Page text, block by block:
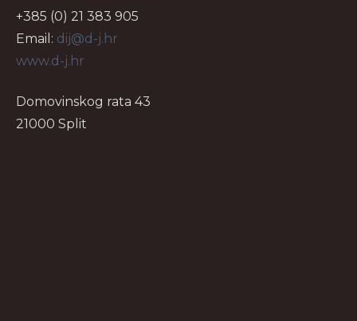
+385 (0) 21 383 905
Email: dij@d-j.hr
www.d-j.hr
Domovinskog rata 43
21000 Split